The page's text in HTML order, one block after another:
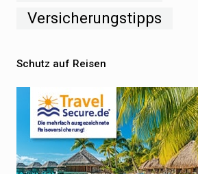
Versicherungstipps
Schutz auf Reisen